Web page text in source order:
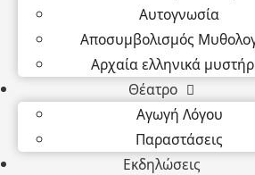
Αυτογνωσία
Αποσυμβολισμός
Αρχαία ελληνικά
Θέατρο
Αγωγή Λόγου
Παραστάσεις
Εκδηλώσεις